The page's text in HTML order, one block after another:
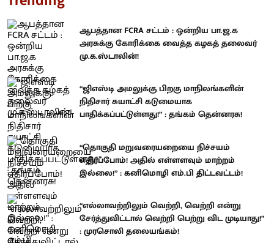
ஆபத்தான FCRA சட்டம் : ஒன்றிய பா.ஜ.க
அரசுக்கு கோரிக்கை வைத்த கழகத் தலைவர்
மு.க.ஸ்டாலின்!
“ஜிஎஸ்டி அமலுக்கு பிறகு மாநிலங்களின்
நிதிசார் சுயாட்சி கடுமையாக
பாதிக்கப்பட்டுள்ளது!” : தங்கம் தென்னரசு!
“தொகுதி மறுவரையறையை நிச்சயம்
எதிர்ப்போம்! அதில் எள்ளளவும் மாற்றம்
இல்லை!” : கனிமொழி எம்.பி திட்டவட்டம்!
“எல்லாவற்றிலும் வெற்றி, வெற்றி என்று
சேர்த்துவிட்டால் வெற்றி பெற்று விட முடியாது!”
: முரசொலி தலையங்கம்!